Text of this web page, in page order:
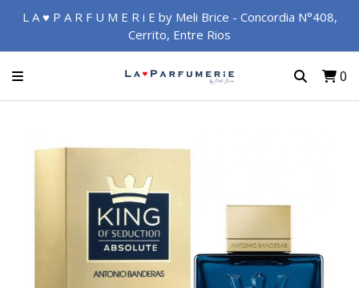
L A ♥ P A R F U M E R i E by Meli Brice - Concordia N°408,
Cerrito, Entre Rios
0